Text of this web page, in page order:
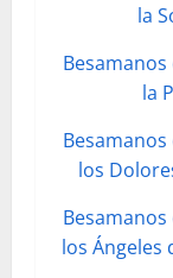
la
la
los
los Ángeles